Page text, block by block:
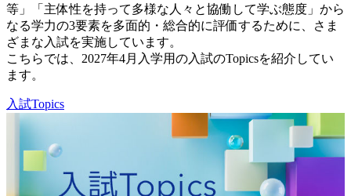
等」「主体性を持って多様な人々と協働して学ぶ態度」から
なる学力の3要素を多面的・総合的に評価するために、さま
ざまな入試を実施しています。
こちらでは、2027年4月入学用の入試のTopicsを紹介してい
ます。
入試Topics